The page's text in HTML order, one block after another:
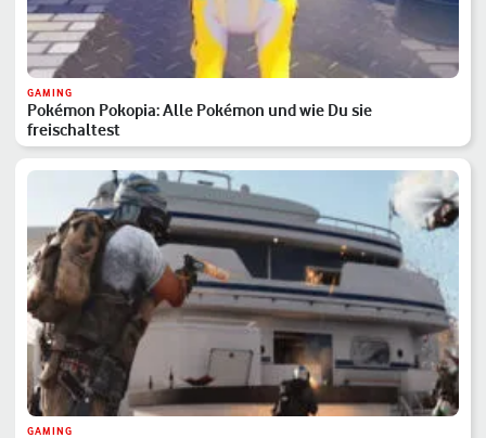
GAMING
Pokémon Pokopia: Alle Pokémon und wie Du sie
freischaltest
GAMING